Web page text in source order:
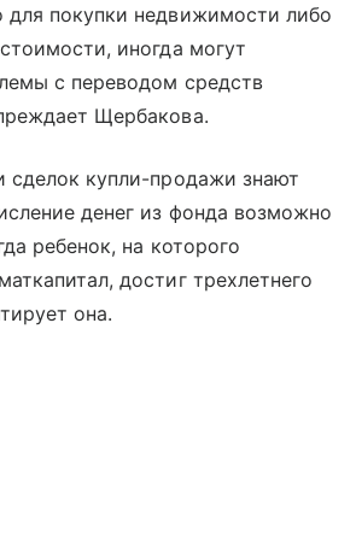
для покупки недвижимости либо
иногда могут
с переводом средств
Щербакова.
сделок купли-продажи знают
денег из фонда возможно
ребенок, на которого
достиг трехлетнего
она.